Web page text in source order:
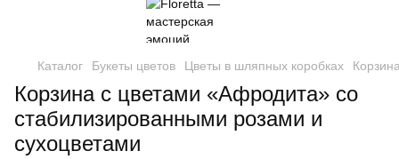
Каталог Букеты цветов Цветы в шляпных коробках
Корзина с цветами «Афродита» со
стабилизированными розами и
сухоцветами